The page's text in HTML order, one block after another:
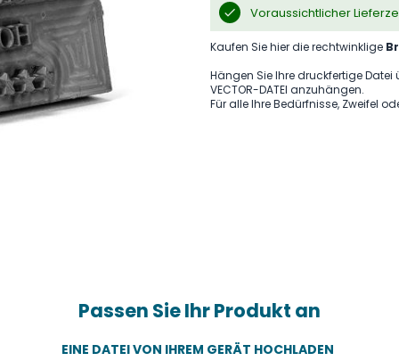
Voraussichtlicher
Kaufen Sie hier die rechtwinklige
Hängen Sie Ihre druckfertige Datei
VECTOR-DATEI anzuhängen.
Für alle Ihre Bedürfnisse, Zweifel
Passen Sie Ihr Produkt an
EINE DATEI VON IHREM GERÄT HOCHLADEN